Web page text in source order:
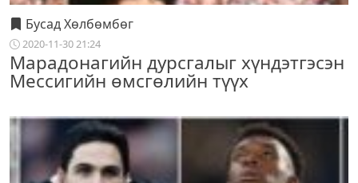
Бусад Хөлбөмбөг
2020-11-30 21:24
Марадонагийн дурсгалыг хүндэтгэсэн
Мессигийн өмсгөлийн түүх